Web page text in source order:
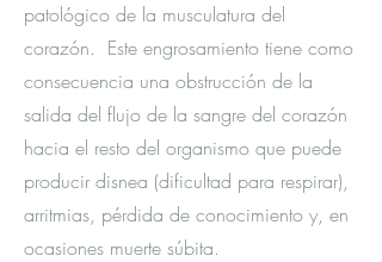
patológico de la musculatura del
corazón. Este engrosamiento tiene como
consecuencia una obstrucción de la
salida del flujo de la sangre del corazón
hacia el resto del organismo que puede
producir disnea (dificultad para respirar),
arritmias, pérdida de conocimiento y, en
ocasiones muerte súbita.